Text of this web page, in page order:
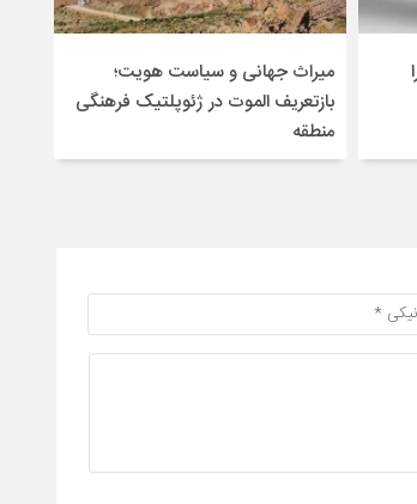
میراث جهانی و سیاست هویت؛
بازتعریف الموت در ژئوپلتیک فرهنگی
منطقه